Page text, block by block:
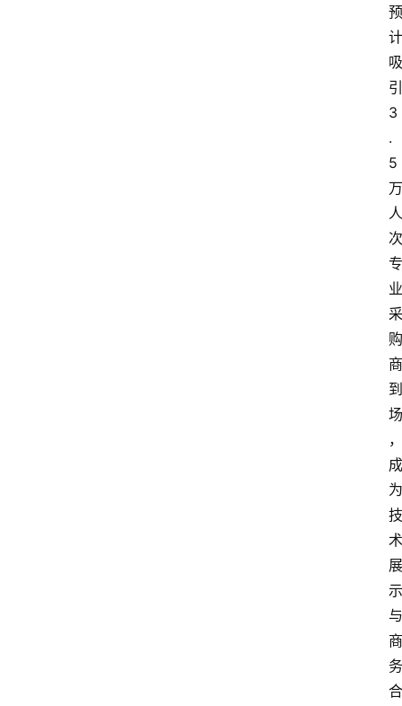
预
计
吸
引
3
.
5
万
人
次
专
业
采
购
商
到
场
，
成
为
技
术
展
示
与
商
务
合